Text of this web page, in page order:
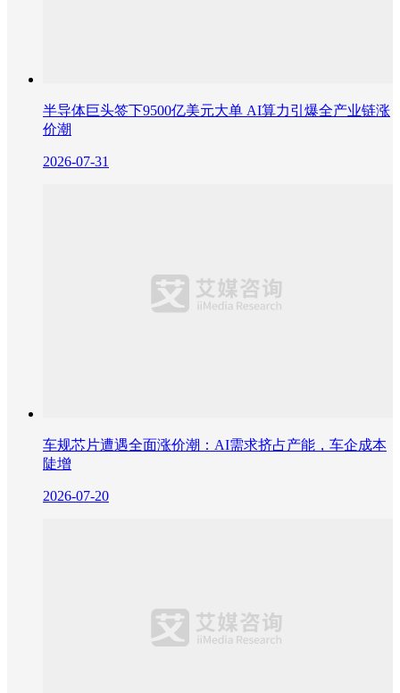
半导体巨头签下9500亿美元大单 AI算力引爆全产业链涨
价潮
2026-07-31
车规芯片遭遇全面涨价潮：AI需求挤占产能，车企成本
陡增
2026-07-20